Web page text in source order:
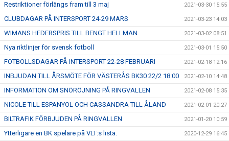
Restriktioner förlängs fram till 3 maj 2021-03-30 15:55
CLUBDAGAR PÅ INTERSPORT 24-29 MARS 2021-03-23 14:03
WIMANS HEDERSPRIS TILL BENGT HELLMAN 2021-03-02 08:51
Nya riktlinjer för svensk fotboll 2021-03-01 15:50
FOTBOLLSDAGAR PÅ INTERSPORT 22-28 FEBRUARI 2021-02-18 12:16
INBJUDAN TILL ÅRSMÖTE FÖR VÄSTERÅS BK30 22/2 18:00 2021-02-10 14:48
INFORMATION OM SNÖRÖJNING PÅ RINGVALLEN 2021-02-08 15:35
NICOLE TILL ESPANYOL OCH CASSANDRA TILL ÅLAND 2021-02-01 20:27
BILTRAFIK FÖRBJUDEN PÅ RINGVALLEN 2021-01-20 10:59
Ytterligare en BK spelare på VLT:s lista. 2020-12-29 16:45